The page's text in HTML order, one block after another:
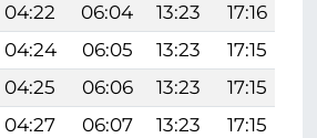
04:22 06:04 13:23 17:16
04:24 06:05 13:23 17:15
04:25 06:06 13:23 17:15
04:27 06:07 13:23 17:15